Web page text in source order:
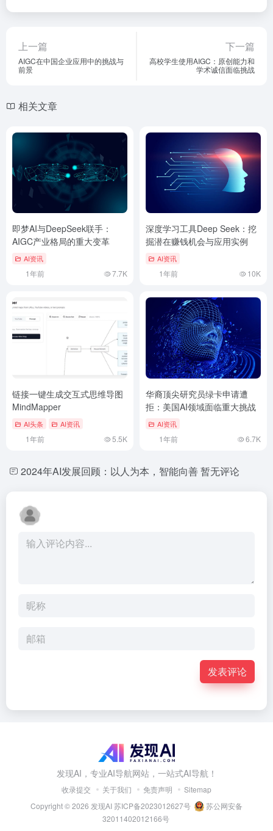
上一篇
AIGC在中国企业应用中的挑战与
前景
下一篇
高校学生使用AIGC：原创能力和
学术诚信面临挑战
相关文章
即梦AI与DeepSeek联手：
AIGC产业格局的重大变革
AI资讯
1年前 7.7K
深度学习工具Deep Seek：挖
掘潜在赚钱机会与应用实例
AI资讯
1年前 10K
链接一键生成交互式思维导图
MindMapper
AI头条 AI资讯
1年前 5.5K
华裔顶尖研究员绿卡申请遭
拒：美国AI领域面临重大挑战
AI资讯
1年前 6.7K
2024年AI发展回顾：以人为本，智能向善暂无评论
发表评论
发现AI，专业AI导航网站，一站式AI导航！
收录提交 关于我们 免责声明
Sitemap
Copyright © 2026 发现AI苏ICP备2023012627号
苏公网安备
32011402012166号